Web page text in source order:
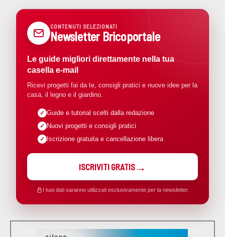
CONTENUTI SELEZIONATI
Newsletter Bricoportale
Le guide migliori direttamente nella tua
casella e-mail
Ricevi progetti fai da te, consigli pratici e nuove idee per la
casa, il legno e il giardino.
Guide e tutorial scelti dalla redazione
Nuovi progetti e consigli pratici
Iscrizione gratuita e cancellazione libera
ISCRIVITI GRATIS
I tuoi dati saranno utilizzati esclusivamente per la newsletter.